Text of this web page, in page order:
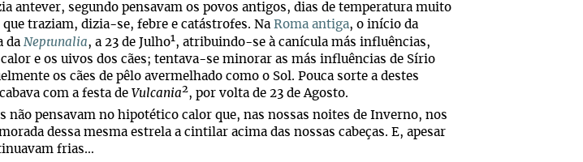
antever, segundo pensavam os povos antigos, dias de temperatura muito
que traziam, dizia-se, febre e catástrofes. Na Roma antiga, o início da
da Neptunalia, a 23 de Julho1, atribuindo-se à canícula más influências,
calor e os uivos dos cães; tentava-se minorar as más influências de Sírio
os cães de pêlo avermelhado como o Sol. Pouca sorte a destes
com a festa de Vulcania2, por volta de 23 de Agosto.
não pensavam no hipotético calor que, nas nossas noites de Inverno, nos
dessa mesma estrela a cintilar acima das nossas cabeças. E, apesar
frias…